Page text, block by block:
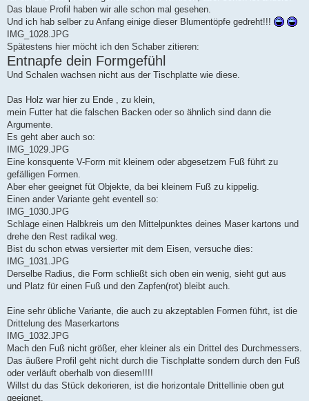
Das blaue Profil haben wir alle schon mal gesehen.
Und ich hab selber zu Anfang einige dieser Blumentöpfe gedreht!!!
IMG_1028.JPG
Spätestens hier möcht ich den Schaber zitieren:
Entnapfe dein Formgefühl
Und Schalen wachsen nicht aus der Tischplatte wie diese.
Das Holz war hier zu Ende , zu klein,
mein Futter hat die falschen Backen oder so ähnlich sind dann die
Argumente.
Es geht aber auch so:
IMG_1029.JPG
Eine konsquente V-Form mit kleinem oder abgesetzem Fuß führt zu
gefälligen Formen.
Aber eher geeignet füt Objekte, da bei kleinem Fuß zu kippelig.
Einen ander Variante geht eventell so:
IMG_1030.JPG
Schlage einen Halbkreis um den Mittelpunktes deines Maser kartons und
drehe den Rest radikal weg.
Bist du schon etwas versierter mit dem Eisen, versuche dies:
IMG_1031.JPG
Derselbe Radius, die Form schließt sich oben ein wenig, sieht gut aus
und Platz für einen Fuß und den Zapfen(rot) bleibt auch.
Eine sehr übliche Variante, die auch zu akzeptablen Formen führt, ist die
Drittelung des Maserkartons
IMG_1032.JPG
Mach den Fuß nicht größer, eher kleiner als ein Drittel des Durchmessers.
Das äußere Profil geht nicht durch die Tischplatte sondern durch den Fuß
oder verläuft oberhalb von diesem!!!!
Willst du das Stück dekorieren, ist die horizontale Drittellinie oben gut
geeignet.